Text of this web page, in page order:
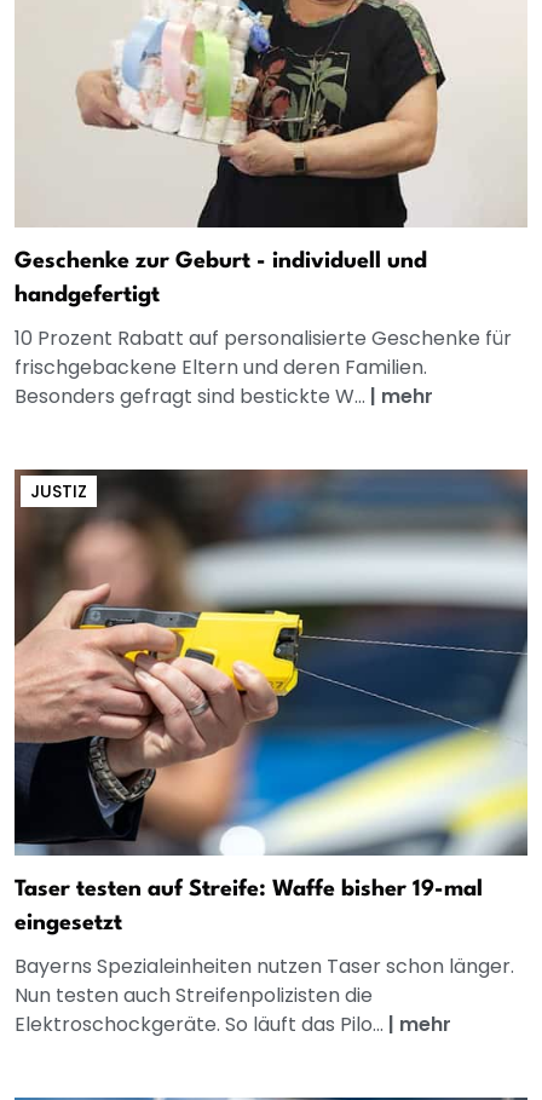
Geschenke zur Geburt - individuell und
handgefertigt
10 Prozent Rabatt auf personalisierte Geschenke für
frischgebackene Eltern und deren Familien.
Besonders gefragt sind bestickte W... | mehr
JUSTIZ
Taser testen auf Streife: Waffe bisher 19-mal
eingesetzt
Bayerns Spezialeinheiten nutzen Taser schon länger.
Nun testen auch Streifenpolizisten die
Elektroschockgeräte. So läuft das Pilo... | mehr